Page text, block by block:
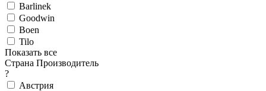
Barlinek
Goodwin
Boen
Tilo
Показать все
Страна Производитель
?
Австрия